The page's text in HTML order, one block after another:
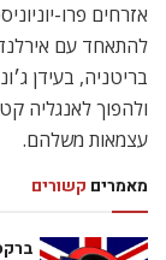
אזרחים פרו-
להתאחד עם
בריטניה, בעידן
ולהפוך לאנגליה
עצמאות משלהם.
מאמרים קשורים